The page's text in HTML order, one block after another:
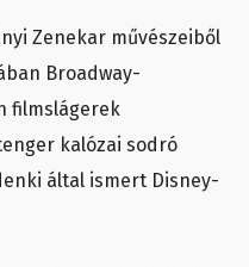
Zenekar művészeiből
Broadway-
filmslágerek
kalózai sodró
által ismert Disney-